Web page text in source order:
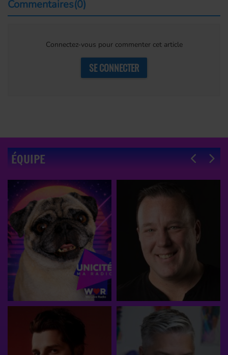
Commentaires(0)
Connectez-vous pour commenter cet article
SE CONNECTER
ÉQUIPE